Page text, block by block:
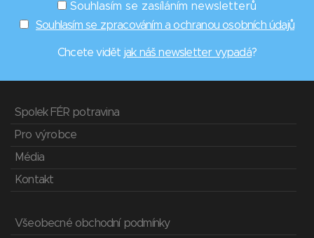
Souhlasím se zasíláním newsletterů
Souhlasím se zpracováním a ochranou osobních údajů
Chcete vidět jak náš newsletter vypadá?
Spolek FÉR potravina
Pro výrobce
Média
Kontakt
Všeobecné obchodní podmínky